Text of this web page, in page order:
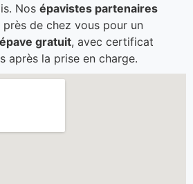
Nos épavistes partenaires
près de chez vous pour un
gratuit, avec certificat
après la prise en charge.